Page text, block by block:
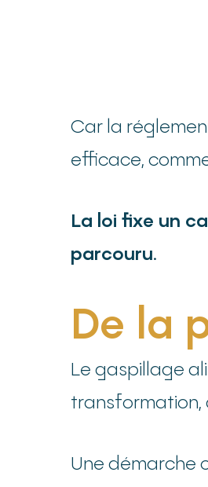
Car la
efficace,
La loi fixe un
parcouru.
De la
Le gaspillage
transformation,
Une démarche